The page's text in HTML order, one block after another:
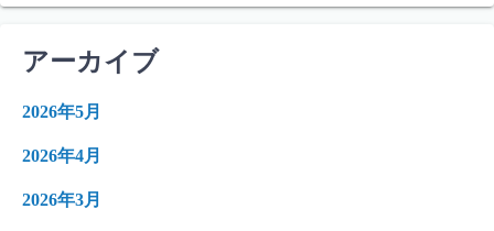
アーカイブ
2026年5月
2026年4月
2026年3月